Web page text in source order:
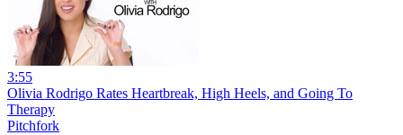
3:55
Olivia Rodrigo Rates Heartbreak, High Heels, and Going To
Therapy
Pitchfork